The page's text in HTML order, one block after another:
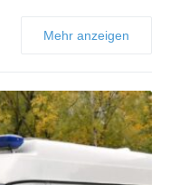
Mehr anzeigen